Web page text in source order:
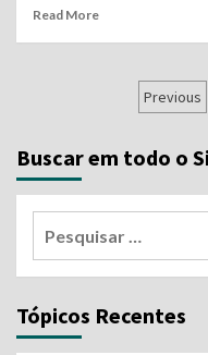
Read More
Previous
Buscar em todo o
Tópicos Recentes